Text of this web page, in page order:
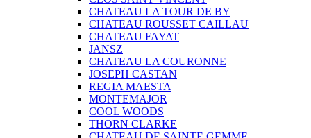
CHATEAU LA TOUR DE BY
CHATEAU ROUSSET CAILLAU
CHATEAU FAYAT
JANSZ
CHATEAU LA COURONNE
JOSEPH CASTAN
REGIA MAESTA
MONTEMAJOR
COOL WOODS
THORN CLARKE